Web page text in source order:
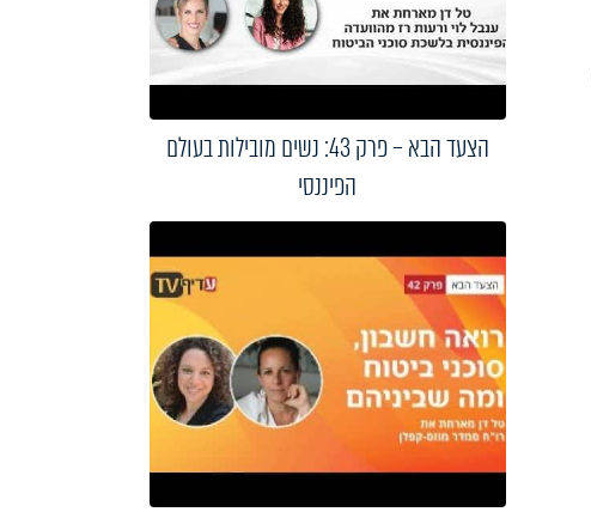
הצעד הבא – פרק 43: נשים מובילות בעולם
הפיננסי